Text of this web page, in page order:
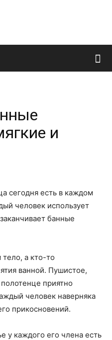
Французский
и
о
нем
и
сегодня есть в каждом
человек использует
банные
а кто-то
ванной. Пушистое,
приятно
человек наверняка
прикосновений.
у каждого его члена есть